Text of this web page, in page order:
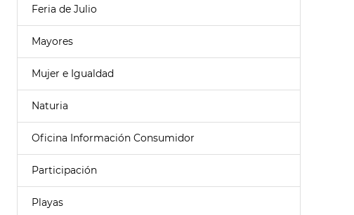
Feria de Julio
Mayores
Mujer e Igualdad
Naturia
Oficina Información Consumidor
Participación
Playas